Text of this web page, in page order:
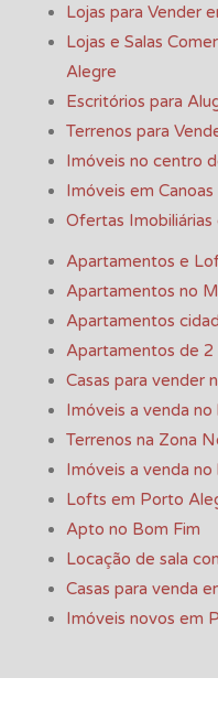
Lojas para Vender
Lojas e Salas
Alegre
Escritórios para
Terrenos para
Imóveis no centro
Imóveis em Canoas
Ofertas
Apartamentos e
Apartamentos no
Apartamentos
Apartamentos de
Casas para vender
Imóveis a venda
Terrenos na Zona
Imóveis a venda no
Lofts em Porto
Apto no Bom Fim
Locação de sala
Casas para venda
Imóveis novos em